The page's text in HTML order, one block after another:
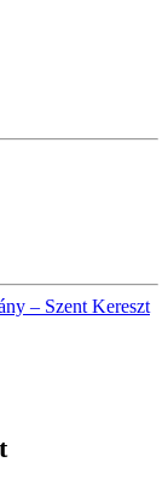
– Szent Kereszt